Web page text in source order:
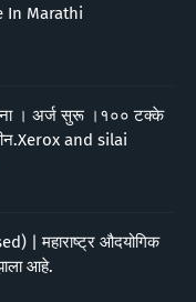
In Marathi
। अर्ज सुरू ।१०० टक्के
and silai
| महाराष्ट्र औदयोगिक
आहे.